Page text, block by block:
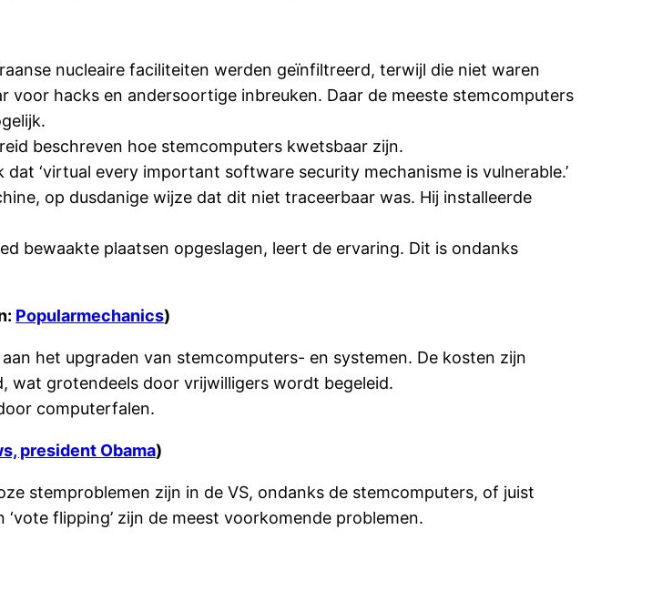
nucleaire faciliteiten werden geïnfiltreerd, terwijl die niet waren
hacks en andersoortige inbreuken. Daar de meeste stemcomputers
beschreven hoe stemcomputers kwetsbaar zijn.
‘virtual every important software security mechanisme is vulnerable.’
op dusdanige wijze dat dit niet traceerbaar was. Hij installeerde
bewaakte plaatsen opgeslagen, leert de ervaring. Dit is ondanks
Popularmechanics)
het upgraden van stemcomputers- en systemen. De kosten zijn
wat grotendeels door vrijwilligers wordt begeleid.
computerfalen.
president Obama)
stemproblemen zijn in de VS, ondanks de stemcomputers, of juist
flipping’ zijn de meest voorkomende problemen.